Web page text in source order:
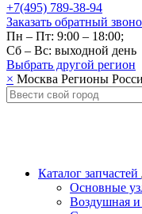
+7(495) 789-38-94
Заказать обратный
Пн – Пт: 9:00 – 18:00;
Сб – Вс: выходной день
Выбрать другой регион
× Москва Регионы
Каталог запчастей
Основные
Воздушная